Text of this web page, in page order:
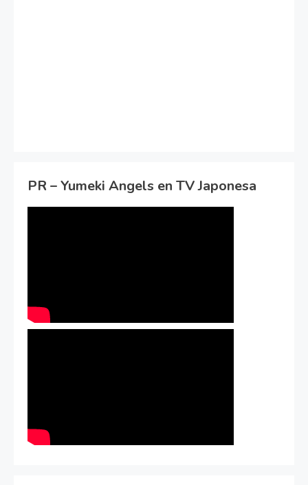
PR – Yumeki Angels en TV Japonesa